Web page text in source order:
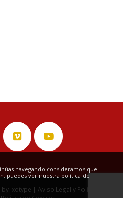
navegando consideramos que
puedes ver nuestra política de
by Ixotype | Aviso Legal y Política de